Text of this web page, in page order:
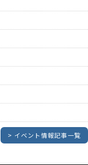
> イベント情報記事一覧